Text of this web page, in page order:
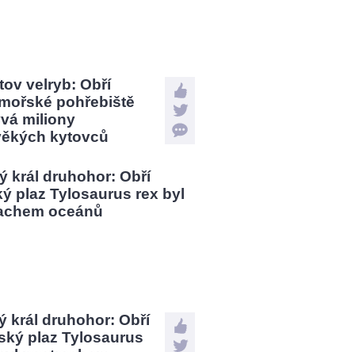
velryb: Obří
pohřebiště
miliony
kytovců
král druhohor: Obří
plaz Tylosaurus